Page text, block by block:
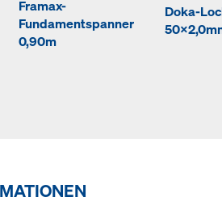
Framax-
Fundamentspanner
0,90m
Doka-